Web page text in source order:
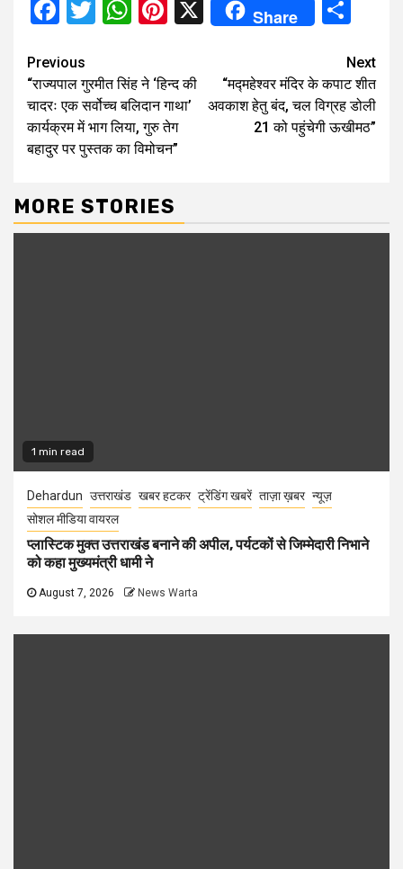
Facebook
Twitter
WhatsApp
Pinterest
X Share
Continue
Reading
Previous
“राज्यपाल गुरमीत सिंह ने ‘हिन्द की
चादरः एक सर्वोच्च बलिदान गाथा’
कार्यक्रम में भाग लिया, गुरु तेग
बहादुर पर पुस्तक का विमोचन”
Next
“मद्महेश्वर मंदिर के कपाट शीत
अवकाश हेतु बंद, चल विग्रह डोली
21 को पहुंचेगी ऊखीमठ”
MORE STORIES
1 min read
Dehardun उत्तराखंड खबर हटकर ट्रेंडिंग खबरें ताज़ा ख़बर न्यूज़
सोशल मीडिया वायरल
प्लास्टिक मुक्त उत्तराखंड बनाने की अपील, पर्यटकों से जिम्मेदारी निभाने
को कहा मुख्यमंत्री धामी ने
August 7, 2026 News Warta